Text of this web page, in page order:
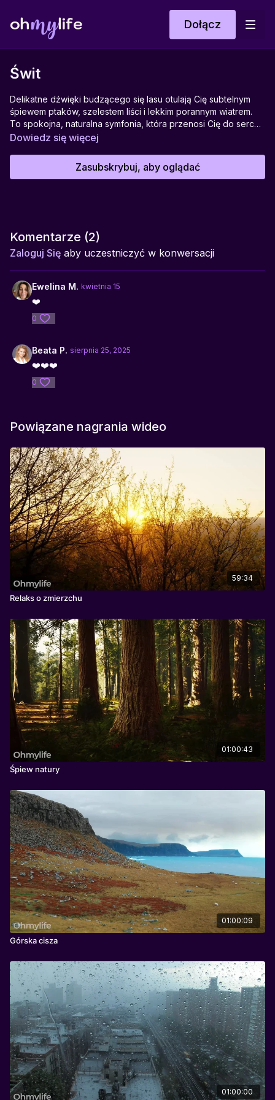
Dołącz
Świt
Delikatne dźwięki budzącego się lasu otulają Cię subtelnym
śpiewem ptaków, szelestem liści i lekkim porannym wiatrem.
To spokojna, naturalna symfonia, która przenosi Cię do serca
lasu o wschodzie słońca, kiedy przyroda budzi się do życia.
budowaniu uważności i przywróceniu kontaktu z naturą.
Dowiedz się więcej
Zasubskrybuj, aby oglądać
Komentarze (2)
Zaloguj Się aby uczestniczyć w konwersacji
Ewelina M. kwietnia 15
❤️
0
Beata P. sierpnia 25, 2025
❤️❤️❤️
0
Powiązane nagrania wideo
59:34
Relaks o zmierzchu
01:00:43
Śpiew natury
01:00:09
Górska cisza
01:00:00